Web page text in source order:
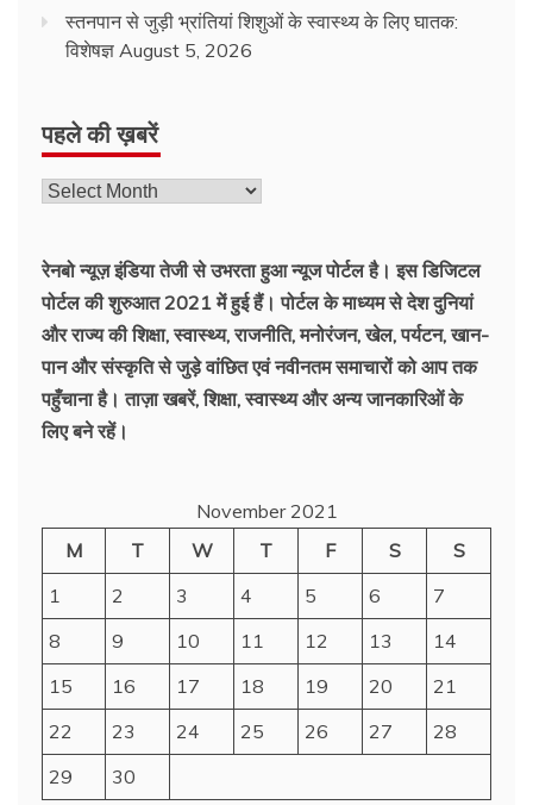
स्तनपान से जुड़ी भ्रांतियां शिशुओं के स्वास्थ्य के लिए घातक:
विशेषज्ञ August 5, 2026
पहले की ख़बरें
रेनबो न्यूज़ इंडिया तेजी से उभरता हुआ न्‍यूज पोर्टल है। इस डिजिटल
पोर्टल की शुरुआत 2021 में हुई हैं। पोर्टल के माध्यम से देश दुनियां
और राज्य की शिक्षा, स्वास्थ्य, राजनीति, मनोरंजन, खेल, पर्यटन, खान-
पान और संस्कृति से जुड़े वांछित एवं नवीनतम समाचारों को आप तक
पहुँचाना है। ताज़ा खबरें, शिक्षा, स्वास्थ्य और अन्य जानकारिओं के
लिए बने रहें।
November 2021
M
T W T F S
S
1
2 3 4 5 6
7
8
9 10 11 12 13
14
15
16 17 18 19 20
21
22
23 24 25 26 27
28
29
30